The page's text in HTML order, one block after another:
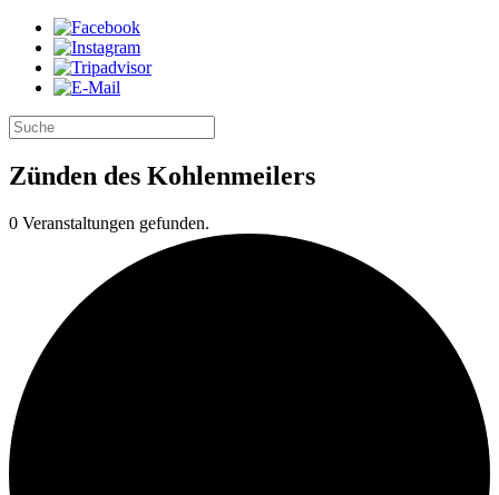
Zünden des Kohlenmeilers
0 Veranstaltungen gefunden.